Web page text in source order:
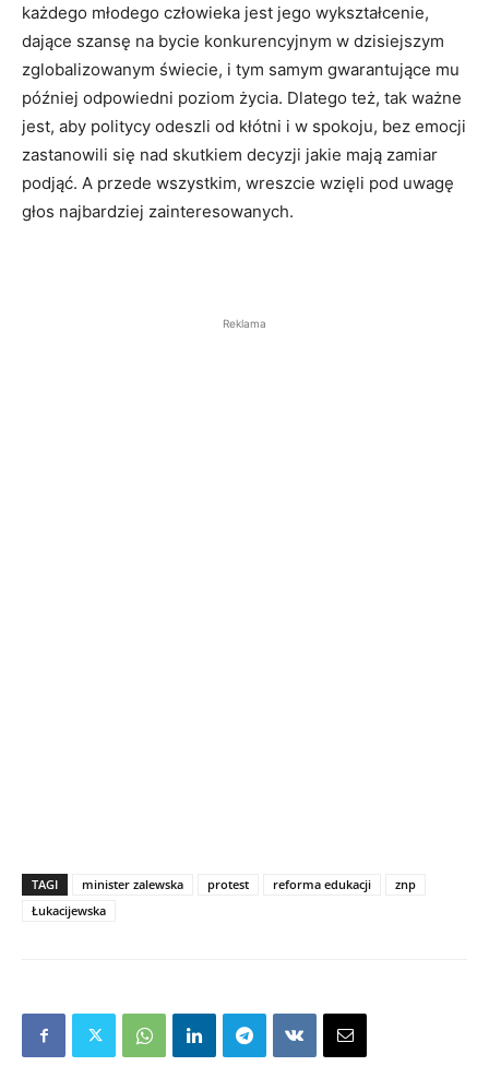
każdego młodego człowieka jest jego wykształcenie,
dające szansę na bycie konkurencyjnym w dzisiejszym
zglobalizowanym świecie, i tym samym gwarantujące mu
później odpowiedni poziom życia. Dlatego też, tak ważne
jest, aby politycy odeszli od kłótni i w spokoju, bez emocji
zastanowili się nad skutkiem decyzji jakie mają zamiar
podjąć. A przede wszystkim, wreszcie wzięli pod uwagę
głos najbardziej zainteresowanych.
Reklama
TAGI minister zalewska protest reforma edukacji
znp
Łukacijewska